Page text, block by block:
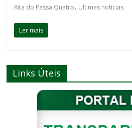
Rita do Passa Quatro, Ultimas noticias
Ler mais
Links Úteis